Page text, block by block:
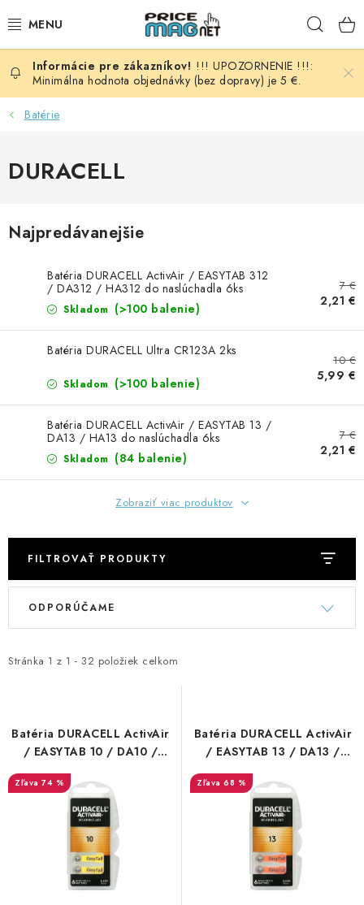
na
BATÉRIE
AUDIO - VIDEO
DOMÁCNOSŤ
ELEKTROINŠTALAČNÝ MATERIÁL
KÁBLE A KONEKTORY
OSVETLENIE
TELEFÓNY, TABLETY, GSM
NEZARADENÉ
Kontakty Doprava a platba
!!! UPOZORNENIE !!!:
Minimálna hodnota objednávky (bez dopravy) je 5 €.
Batérie
DURACELL
Najpredávanejšie
Batéria DURACELL ActivAir / EASYTAB 312
/ DA312 / HA312 do naslúchadla 6ks
Skladom (>100 balenie)
7 €
2,21 €
Batéria DURACELL Ultra CR123A 2ks
Skladom (>100 balenie)
10 €
5,99 €
Batéria DURACELL ActivAir / EASYTAB 13 /
DA13 / HA13 do naslúchadla 6ks
Skladom (84 balenie)
7 €
2,21 €
Zobraziť viac produktov
FILTROVAŤ PRODUKTY
V
i
r
d
u
Stránka 1 z 1 - 32 položiek celkom
R
e
e
r
o
ODPORÚČAME
Batéria DURACELL ActivAir
/ EASYTAB 10 / DA10 /
HA10 do naslúchadla 6ks
74 %
Batéria DURACELL ActivAir
/ EASYTAB 13 / DA13 /
HA13 do naslúchadla 6ks
68 %